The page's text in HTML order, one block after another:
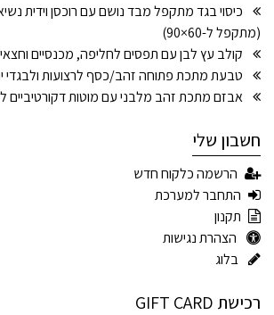
(מתקפל ל-60×90)
קולב עץ לבן עם תפסים לחליפה, מכנסיים וחצאית –
טבעת מתכת פתוחה זהב/כסף לרצועות ולבגדי
אבזם מתכת זהב מלבני עם מוטות דקורטיביים
חשבון שלי
הרשמה כלקוח חדש
התחבר למערכת
תקנון
הצהרת נגישות
בלוג
רכישת GIFT CARD